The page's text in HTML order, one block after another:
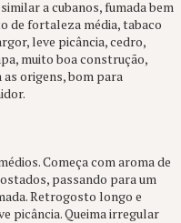
a cubanos, fumada bem
de fortaleza média, tabaco
leve picância, cedro,
muito boa construção,
origens, bom para
Começa com aroma de
passando para um
Retrogosto longo e
picância. Queima irregular